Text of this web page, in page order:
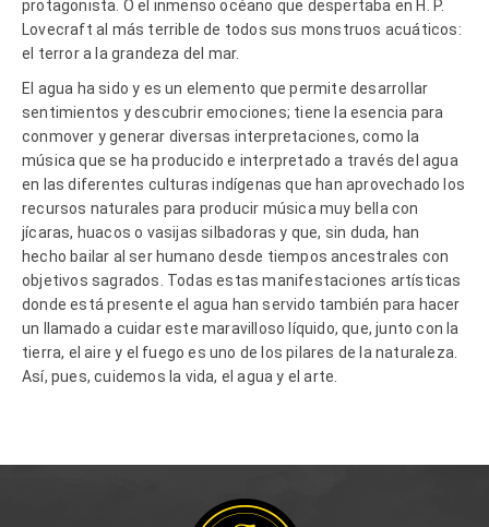
protagonista. O el inmenso océano que despertaba en H. P.
Lovecraft al más terrible de todos sus monstruos acuáticos:
el terror a la grandeza del mar.
El agua ha sido y es un elemento que permite desarrollar
sentimientos y descubrir emociones; tiene la esencia para
conmover y generar diversas interpretaciones, como la
música que se ha producido e interpretado a través del agua
en las diferentes culturas indígenas que han aprovechado los
recursos naturales para producir música muy bella con
jícaras, huacos o vasijas silbadoras y que, sin duda, han
hecho bailar al ser humano desde tiempos ancestrales con
objetivos sagrados. Todas estas manifestaciones artísticas
donde está presente el agua han servido también para hacer
un llamado a cuidar este maravilloso líquido, que, junto con la
tierra, el aire y el fuego es uno de los pilares de la naturaleza.
Así, pues, cuidemos la vida, el agua y el arte.